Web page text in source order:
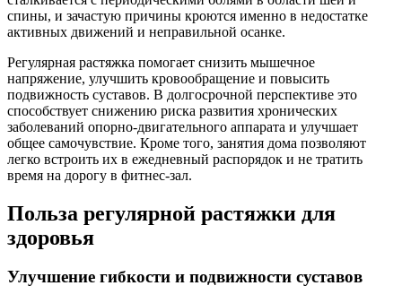
спины, и зачастую причины кроются именно в недостатке
активных движений и неправильной осанке.
Регулярная растяжка помогает снизить мышечное
напряжение, улучшить кровообращение и повысить
подвижность суставов. В долгосрочной перспективе это
способствует снижению риска развития хронических
заболеваний опорно-двигательного аппарата и улучшает
общее самочувствие. Кроме того, занятия дома позволяют
легко встроить их в ежедневный распорядок и не тратить
время на дорогу в фитнес-зал.
Польза регулярной растяжки для
здоровья
Улучшение гибкости и подвижности суставов